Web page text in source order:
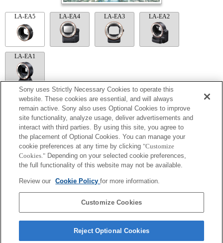
LA-EA5 LA-EA4 LA-EA3 LA-EA2
LA-EA1
No puede utilizarse el enfoque automático.
Disponible con un adaptador de monturas
El sonido de control del diafragma se graba con el micrófono interno.
Outside the A (Aperture priority), S (Shutter priority), and M (Manual) modes, the
shutter speed and the aperture can not be adjusted during the movie recording.
Si acoplas la [lente del tipo A-mount] usando un Adaptador Mount, la función de
ayuda MF no funciona automáticamente cuando giras el anillo del foco. Puedes
función [MF Assist/Ayuda MF] a cualquier tecla en las "opciones personalizadas".
El obturador táctil no funciona.
La función SteadyShot no responde cuando SteadyShot está ajustado a [Estándar].
Sony uses Strictly Necessary Cookies to operate this
website. These cookies are essential, and will always
remain active. Sony also uses Optional Cookies to improve
site functionality, analyze usage, deliver advertisements and
interact with third parties. By using this site, you agree to
the placement of Optional Cookies. You can manage your
cookie preferences at any time by clicking "Customize
Cookies." Depending on your selected cookie preferences,
the full functionality of this website may not be available.
Review our Cookie Policyfor more information.
Customize Cookies
Reject Optional Cookies